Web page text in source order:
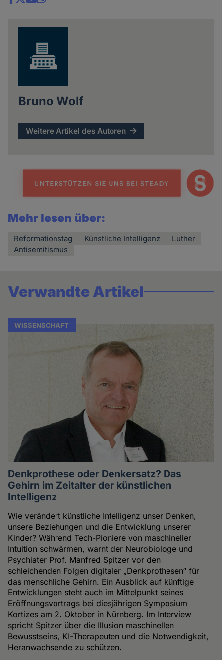
Share
Bruno Wolf
Weitere Artikel des Autoren
Mehr lesen über:
Reformationstag Künstliche Intelligenz
Luther
Antisemitismus
Verwandte Artikel
WISSENSCHAFT
Denkprothese oder Denkersatz? Das
Gehirn im Zeitalter der künstlichen
Intelligenz
Wie verändert künstliche Intelligenz unser Denken,
unsere Beziehungen und die Entwicklung unserer
Kinder? Während Tech-Pioniere von maschineller
Intuition schwärmen, warnt der Neurobiologe und
Psychiater Prof. Manfred Spitzer vor den
schleichenden Folgen digitaler „Denkprothesen“ für
das menschliche Gehirn. Ein Ausblick auf künftige
Entwicklungen steht auch im Mittelpunkt seines
Eröffnungsvortrags bei diesjährigen Symposium
Kortizes am 2. Oktober in Nürnberg. Im Interview
spricht Spitzer über die Illusion maschinellen
Bewusstseins, KI-Therapeuten und die Notwendigkeit,
Heranwachsende zu schützen.